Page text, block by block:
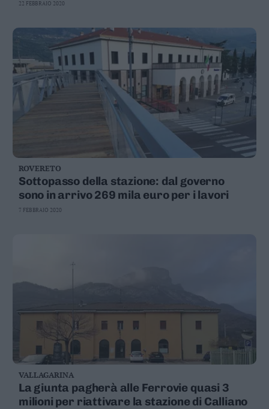
22 FEBBRAIO 2020
ROVERETO
Sottopasso della stazione: dal governo
sono in arrivo 269 mila euro per i lavori
7 FEBBRAIO 2020
VALLAGARINA
La giunta pagherà alle Ferrovie quasi 3
milioni per riattivare la stazione di Calliano